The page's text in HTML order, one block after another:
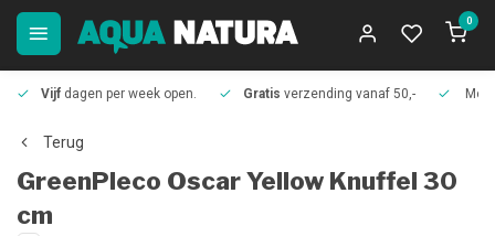
0
Vijf dagen per week open. Gratis verzending vanaf 50,-
Terug
GreenPleco Oscar Yellow Knuffel 30
cm